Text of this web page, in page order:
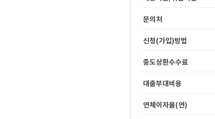
문의처
신청(가입)방법
중도상환수수료
대출부대비용
연체이자율(연)